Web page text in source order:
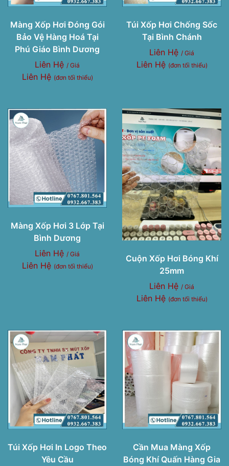
Màng Xốp Hơi Đóng Gói
Bảo Vệ Hàng Hoá Tại
Phú Giáo Bình Dương
Liên Hệ / Giá
Liên Hệ (đơn tối thiểu)
Túi Xốp Hơi Chống Sốc
Tại Bình Chánh
Liên Hệ / Giá
Liên Hệ (đơn tối thiểu)
Màng Xốp Hơi 3 Lớp Tại
Bình Dương
Liên Hệ / Giá
Liên Hệ (đơn tối thiểu)
Cuộn Xốp Hơi Bóng Khí
25mm
Liên Hệ / Giá
Liên Hệ (đơn tối thiểu)
Túi Xốp Hơi In Logo Theo
Yêu Cầu
Cần Mua Màng Xốp
Bóng Khí Quấn Hàng Gia